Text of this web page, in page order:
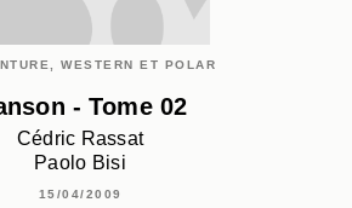
WESTERN ET POLAR
- Tome 02
Cédric Rassat
Paolo Bisi
15/04/2009